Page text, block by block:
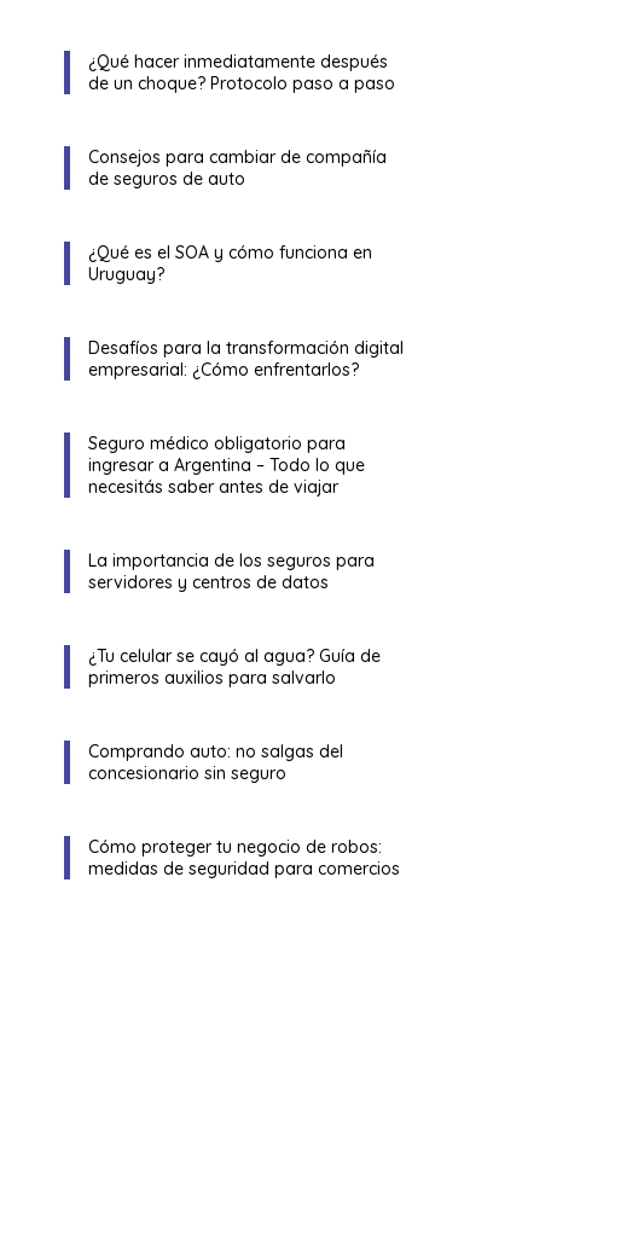
¿Qué hacer inmediatamente después
de un choque? Protocolo paso a paso
Consejos para cambiar de compañía
de seguros de auto
¿Qué es el SOA y cómo funciona en
Uruguay?
Desafíos para la transformación digital
empresarial: ¿Cómo enfrentarlos?
Seguro médico obligatorio para
ingresar a Argentina – Todo lo que
necesitás saber antes de viajar
La importancia de los seguros para
servidores y centros de datos
¿Tu celular se cayó al agua? Guía de
primeros auxilios para salvarlo
Comprando auto: no salgas del
concesionario sin seguro
Cómo proteger tu negocio de robos:
medidas de seguridad para comercios